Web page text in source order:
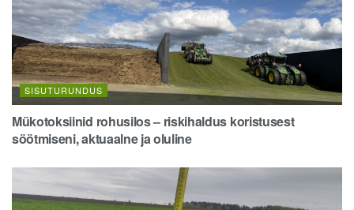
SISUTURUNDUS
Mükotoksiinid rohusilos – riskihaldus koristusest
söötmiseni, aktuaalne ja oluline